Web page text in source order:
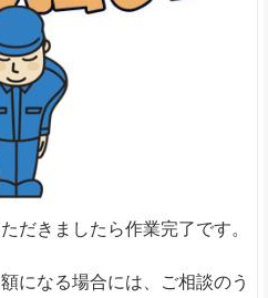
だきましたら作業完了です。
になる場合には、ご相談のう